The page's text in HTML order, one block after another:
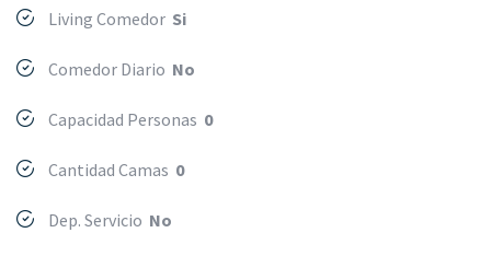
Living Comedor Si
Comedor Diario No
Capacidad Personas 0
Cantidad Camas 0
Dep. Servicio No